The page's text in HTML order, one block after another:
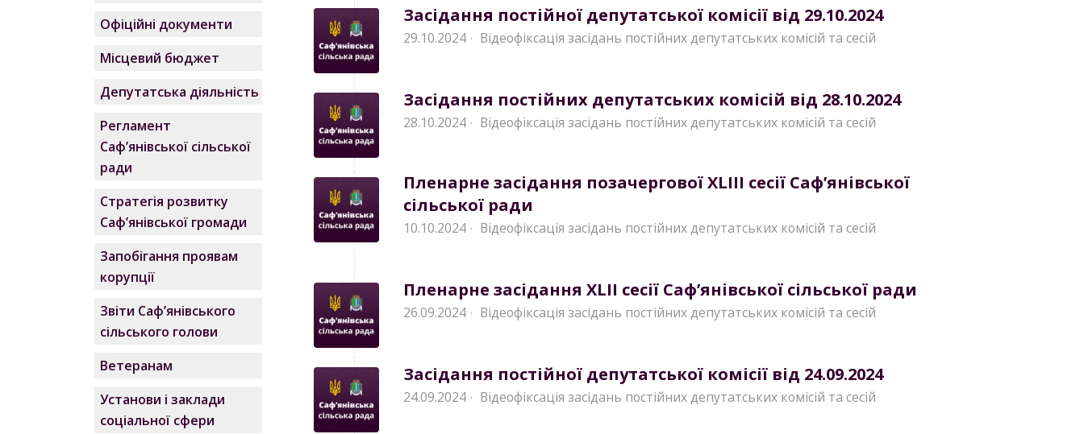
Засідання постійної депутатської комісії від 29.10.2024
29.10.2024 · Відеофіксація засідань постійних депутатських комісій та сесій
Засідання постійних депутатських комісій від 28.10.2024
28.10.2024 · Відеофіксація засідань постійних депутатських комісій та сесій
Пленарне засідання позачергової XLIII сесії Саф’янівської
сільської ради
10.10.2024 · Відеофіксація засідань постійних депутатських комісій та сесій
Пленарне засідання XLII сесії Саф’янівської сільської ради
26.09.2024 · Відеофіксація засідань постійних депутатських комісій та сесій
Засідання постійної депутатської комісії від 24.09.2024
24.09.2024 · Відеофіксація засідань постійних депутатських комісій та сесій
Офіційні документи
Місцевий бюджет
Депутатська діяльність
Регламент
Саф’янівської сільської
ради
Стратегія розвитку
Саф’янівської громади
Запобігання проявам
корупції
Звіти Саф’янівського
сільського голови
Ветеранам
Установи і заклади
соціальної сфери